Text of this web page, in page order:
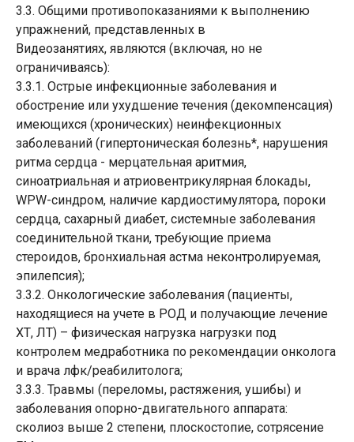
3.3. Общими противопоказаниями к выполнению
упражнений, представленных в
Видеозанятиях, являются (включая, но не
ограничиваясь):
3.3.1. Острые инфекционные заболевания и
обострение или ухудшение течения (декомпенсация)
имеющихся (хронических) неинфекционных
заболеваний (гипертоническая болезнь*, нарушения
ритма сердца - мерцательная аритмия,
синоатриальная и атриовентрикулярная блокады,
WPW-синдром, наличие кардиостимулятора, пороки
сердца, сахарный диабет, системные заболевания
соединительной ткани, требующие приема
стероидов, бронхиальная астма неконтролируемая,
эпилепсия);
3.3.2. Онкологические заболевания (пациенты,
находящиеся на учете в РОД и получающие лечение
ХТ, ЛТ) – физическая нагрузка нагрузки под
контролем медработника по рекомендации онколога
и врача лфк/реабилитолога;
3.3.3. Травмы (переломы, растяжения, ушибы) и
заболевания опорно-двигательного аппарата:
сколиоз выше 2 степени, плоскостопие, сотрясение